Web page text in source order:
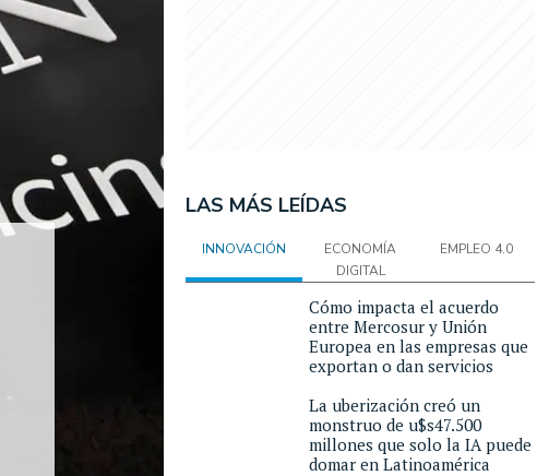
LAS MÁS LEÍDAS
INNOVACIÓN
ECONOMÍA
DIGITAL
EMPLEO 4.0
Cómo impacta el acuerdo
entre Mercosur y Unión
Europea en las empresas que
exportan o dan servicios
La uberización creó un
monstruo de u$s47.500
millones que solo la IA puede
domar en Latinoamérica